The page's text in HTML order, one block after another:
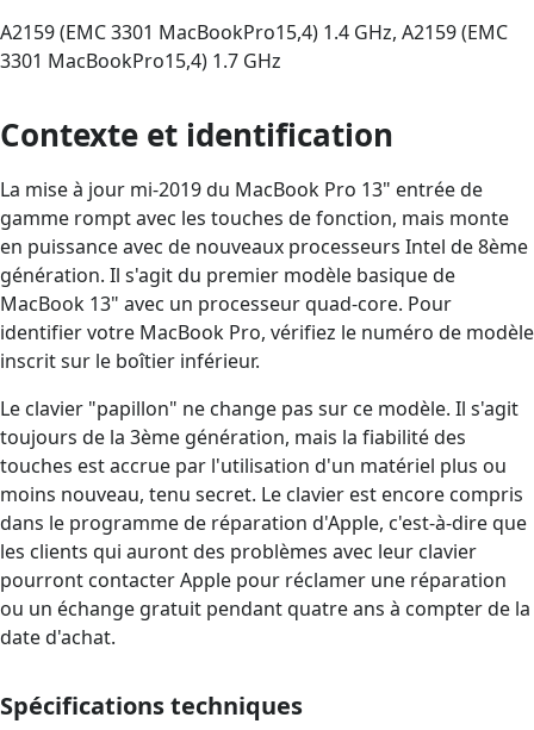
A2159 (EMC 3301 MacBookPro15,4) 1.4 GHz, A2159 (EMC
3301 MacBookPro15,4) 1.7 GHz
Contexte et identification
La mise à jour mi-2019 du MacBook Pro 13" entrée de
gamme rompt avec les touches de fonction, mais monte
en puissance avec de nouveaux processeurs Intel de 8ème
génération. Il s'agit du premier modèle basique de
MacBook 13" avec un processeur quad-core. Pour
identifier votre MacBook Pro, vérifiez le numéro de modèle
inscrit sur le boîtier inférieur.
Le clavier "papillon" ne change pas sur ce modèle. Il s'agit
toujours de la 3ème génération, mais la fiabilité des
touches est accrue par l'utilisation d'un matériel plus ou
moins nouveau, tenu secret. Le clavier est encore compris
dans le programme de réparation d'Apple, c'est-à-dire que
les clients qui auront des problèmes avec leur clavier
pourront contacter Apple pour réclamer une réparation
ou un échange gratuit pendant quatre ans à compter de la
date d'achat.
Spécifications techniques